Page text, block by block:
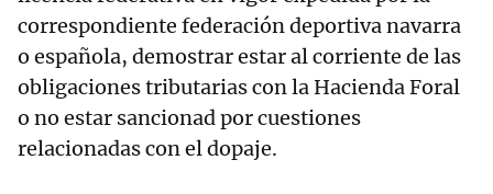
correspondiente federación deportiva navarra
o española, demostrar estar al corriente de las
obligaciones tributarias con la Hacienda Foral
o no estar sancionad por cuestiones
relacionadas con el dopaje.